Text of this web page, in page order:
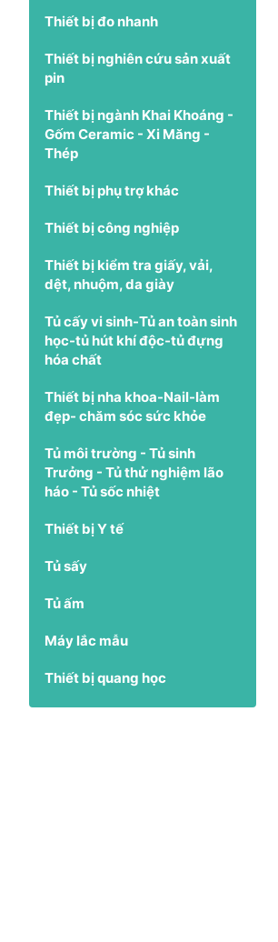
Thiết bị đo nhanh
Thiết bị nghiên cứu sản xuất
pin
Thiết bị ngành Khai Khoáng -
Gốm Ceramic - Xi Măng -
Thép
Thiết bị phụ trợ khác
Thiết bị công nghiệp
Thiết bị kiểm tra giấy, vải,
dệt, nhuộm, da giày
Tủ cấy vi sinh-Tủ an toàn sinh
học-tủ hút khí độc-tủ đựng
hóa chất
Thiết bị nha khoa-Nail-làm
đẹp- chăm sóc sức khỏe
Tủ môi trường - Tủ sinh
Trưởng - Tủ thử nghiệm lão
háo - Tủ sốc nhiệt
Thiết bị Y tế
Tủ sấy
Tủ ấm
Máy lắc mẫu
Thiết bị quang học